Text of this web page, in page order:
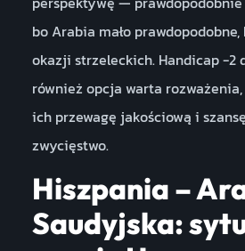
bo Arabia mało
okazji strzeleckich. Handicap -2
również opcja warta
ich przewagę jakościową i
zwycięstwo.
Hiszpania –
Saudyjska: